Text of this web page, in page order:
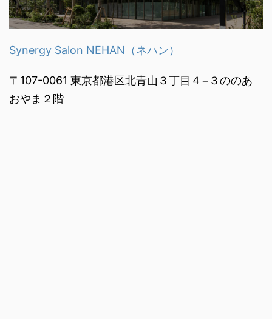
Synergy Salon NEHAN（ネハン）
〒107-0061 東京都港区北青山３丁目４−３ののあ
おやま２階